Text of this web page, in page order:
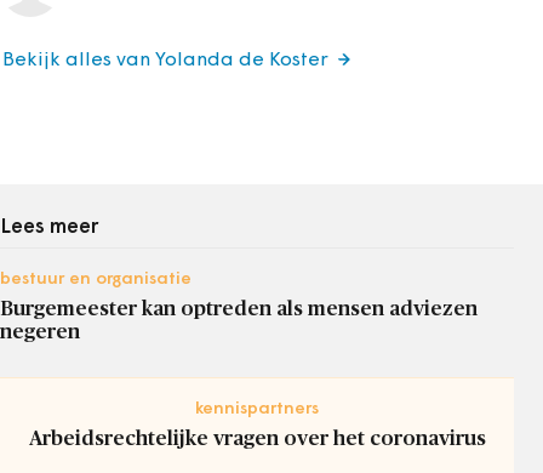
Bekijk alles van Yolanda de Koster
Lees meer
bestuur en organisatie
Burgemeester kan optreden als mensen adviezen
negeren
kennispartners
Arbeidsrechtelijke vragen over het coronavirus